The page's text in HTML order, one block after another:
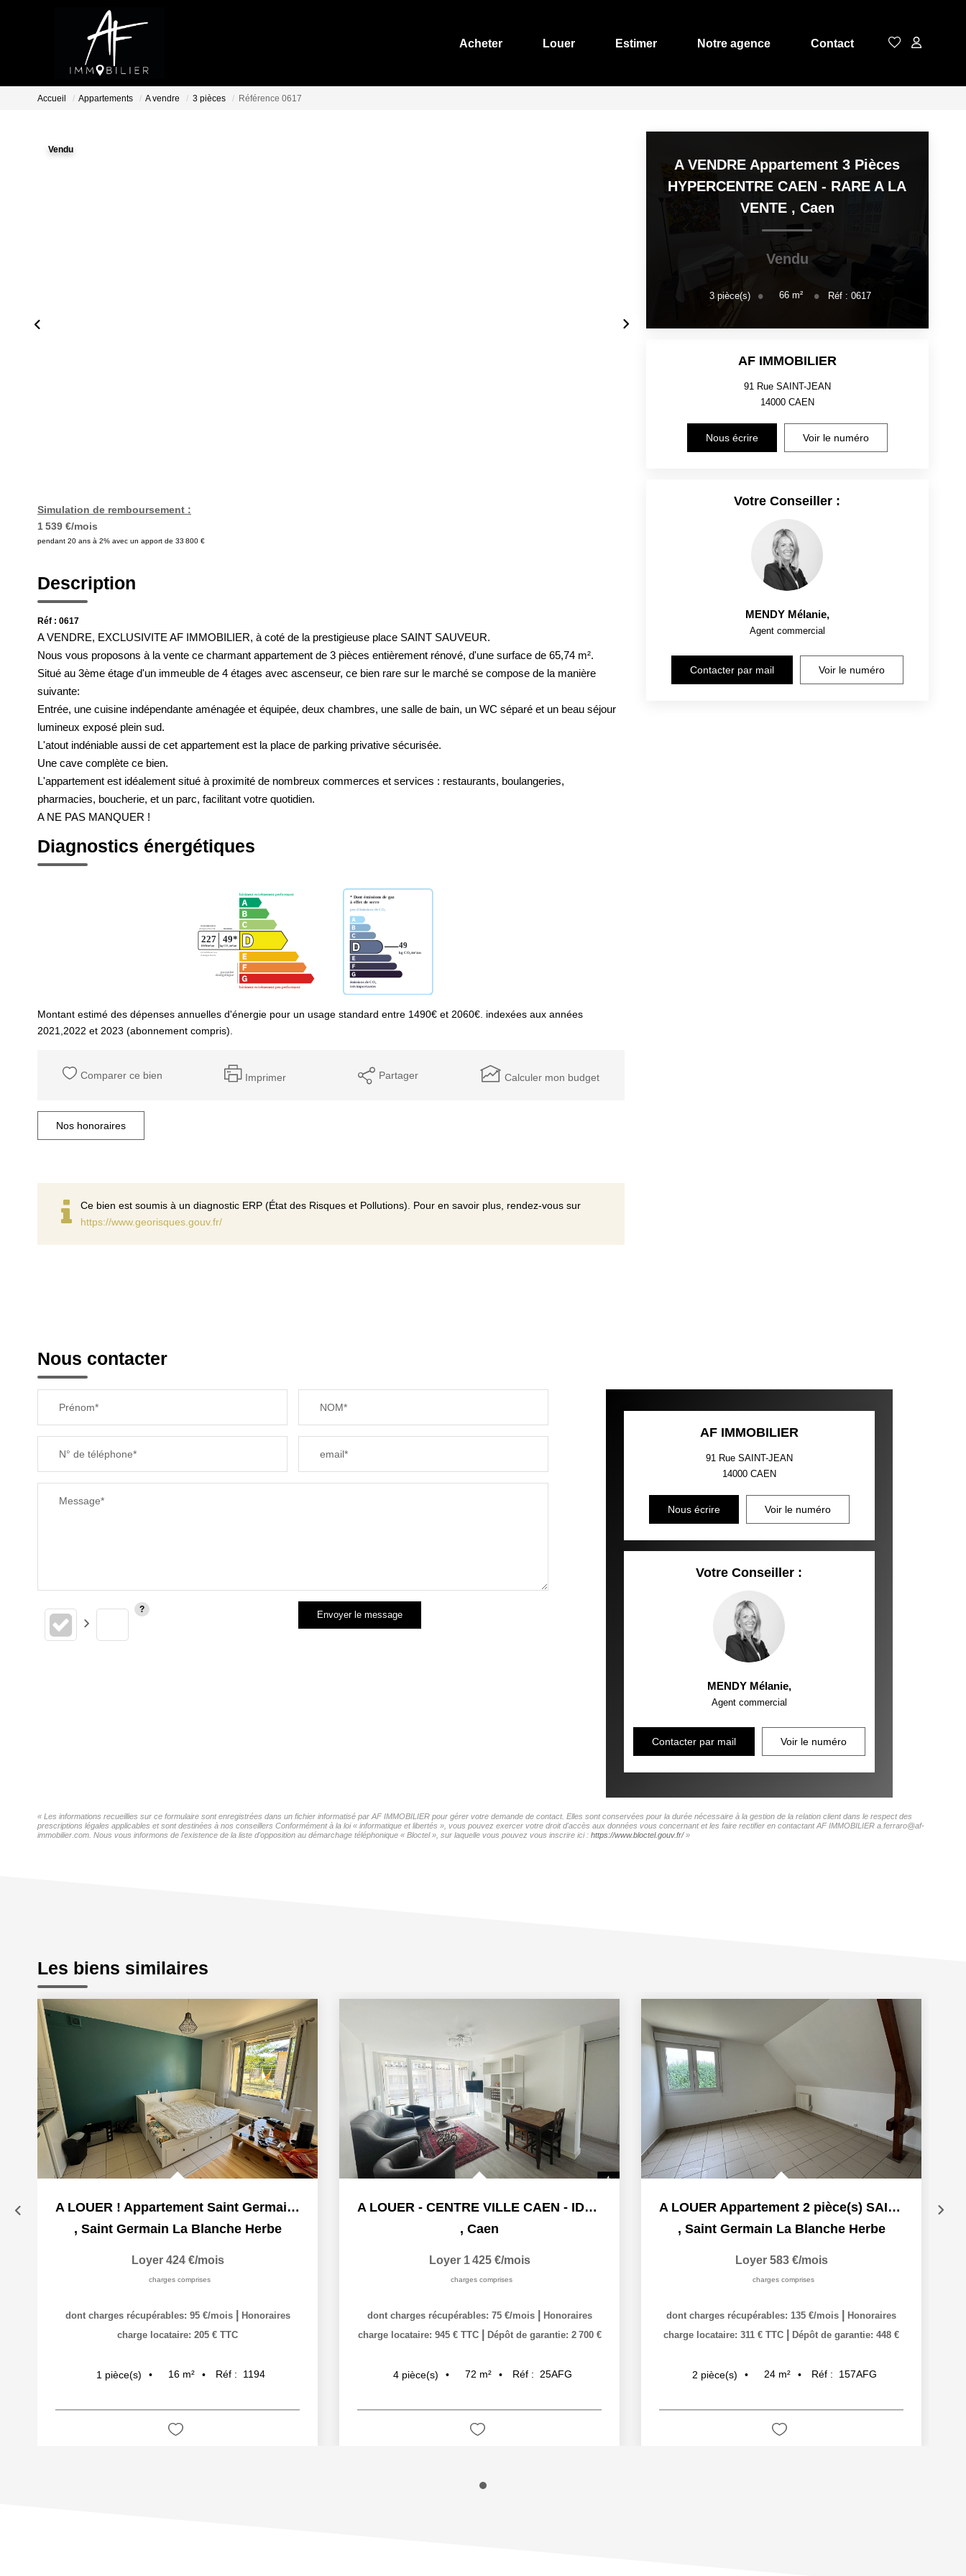
Acheter Louer Estimer Notre agence Contact
Accueil Appartements A vendre 3 pièces Référence 0617
Vendu
Simulation de remboursement :
1 539 €/mois
pendant 20 ans à 2% avec un apport de 33 800 €
Description
Réf : 0617
A VENDRE, EXCLUSIVITE AF IMMOBILIER, à coté de la prestigieuse place SAINT SAUVEUR.
Nous vous proposons à la vente ce charmant appartement de 3 pièces entièrement rénové, d'une surface de 65,74 m².
Situé au 3ème étage d'un immeuble de 4 étages avec ascenseur, ce bien rare sur le marché se compose de la manière
suivante:
Entrée, une cuisine indépendante aménagée et équipée, deux chambres, une salle de bain, un WC séparé et un beau séjour
lumineux exposé plein sud.
L'atout indéniable aussi de cet appartement est la place de parking privative sécurisée.
Une cave complète ce bien.
L'appartement est idéalement situé à proximité de nombreux commerces et services : restaurants, boulangeries,
pharmacies, boucherie, et un parc, facilitant votre quotidien.
A NE PAS MANQUER !
Diagnostics énergétiques
Montant estimé des dépenses annuelles d'énergie pour un usage standard entre 1490€ et 2060€. indexées aux années
2021,2022 et 2023 (abonnement compris).
Comparer ce bien Imprimer Partager Calculer mon budget
Nos honoraires
Ce bien est soumis à un diagnostic ERP (État des Risques et Pollutions). Pour en savoir plus, rendez-vous sur
https://www.georisques.gouv.fr/
A VENDRE Appartement 3 Pièces
HYPERCENTRE CAEN - RARE A LA
VENTE , Caen
Vendu
3 pièce(s) 66 m² Réf : 0617
AF IMMOBILIER
91 Rue SAINT-JEAN
14000 CAEN
Nous écrire Voir le numéro
Votre Conseiller :
MENDY Mélanie,
Agent commercial
Contacter par mail Voir le numéro
Nous contacter
Prénom* NOM*
N° de téléphone* email*
Message*
Envoyer le message
AF IMMOBILIER
91 Rue SAINT-JEAN
14000 CAEN
Nous écrire Voir le numéro
Votre Conseiller :
MENDY Mélanie,
Agent commercial
Contacter par mail Voir le numéro
« Les informations recueillies sur ce formulaire sont enregistrées dans un fichier informatisé par AF IMMOBILIER pour gérer votre demande de contact. Elles sont conservées pour la durée nécessaire à la gestion de la relation client dans le respect des
prescriptions légales applicables et sont destinées à nos conseillers Conformément à la loi « informatique et libertés », vous pouvez exercer votre droit d'accès aux données vous concernant et les faire rectifier en contactant AF IMMOBILIER a.ferraro@af-
immobilier.com. Nous vous informons de l'existence de la liste d'opposition au démarchage téléphonique « Bloctel », sur laquelle vous pouvez vous inscrire ici : https://www.bloctel.gouv.fr/»
Les biens similaires
A LOUER ! Appartement Saint Germain La Blanche Herbe 1...
, Saint Germain La Blanche Herbe
Loyer 424 €/mois
charges comprises
dont charges récupérables: 95 €/mois
Honoraires
charge locataire: 205 € TTC
1 pièce(s) 16 m² Réf : 1194
A LOUER - CENTRE VILLE CAEN - IDEAL COLOCATION
, Caen
Loyer 1 425 €/mois
charges comprises
dont charges récupérables: 75 €/mois
Honoraires
charge locataire: 945 € TTC
Dépôt de garantie: 2 700 €
4 pièce(s) 72 m² Réf : 25AFG
A LOUER Appartement 2 pièce(s) SAINT GERMAIN LA BLANCHE...
, Saint Germain La Blanche Herbe
Loyer 583 €/mois
charges comprises
dont charges récupérables: 135 €/mois
Honoraires
charge locataire: 311 € TTC
Dépôt de garantie: 448 €
2 pièce(s) 24 m² Réf : 157AFG